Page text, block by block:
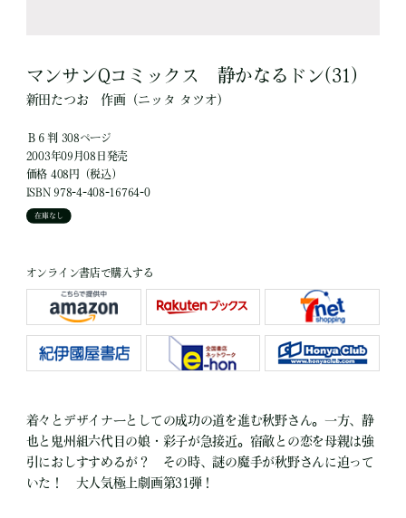
マンサンQコミックス 静かなるドン(31)
新田たつお 作画 （ニッタ タツオ）
Ｂ６判 308ページ
2003年09月08日発売
価格 408円（税込）
ISBN 978-4-408-16764-0
在庫なし
オンライン書店で購入する
着々とデザイナーとしての成功の道を進む秋野さん。一方、静
也と鬼州組六代目の娘・彩子が急接近。宿敵との恋を母親は強
引におしすすめるが？ その時、謎の魔手が秋野さんに迫って
いた！ 大人気極上劇画第31弾！